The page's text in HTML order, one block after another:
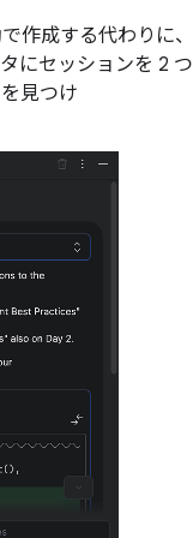
作成する代わりに、
にセッションを 2 つ
見つけ